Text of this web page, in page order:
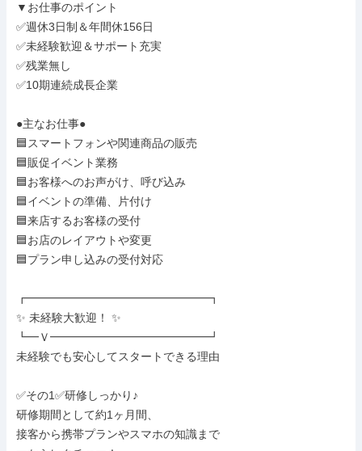
▼お仕事のポイント
✅週休3日制＆年間休156日
✅未経験歓迎＆サポート充実
✅残業無し
✅10期連続成長企業
●主なお仕事●
🟦スマートフォンや関連商品の販売
🟦販促イベント業務
🟦お客様へのお声がけ、呼び込み
🟦イベントの準備、片付け
🟦来店するお客様の受付
🟦お店のレイアウトや変更
🟦プラン申し込みの受付対応
┏━━━━━━━━━━━━━━━━┓
✨ 未経験大歓迎！ ✨
┗━Ｖ━━━━━━━━━━━━━━┛
未経験でも安心してスタートできる理由
✅その1✅研修しっかり♪
研修期間として約1ヶ月間、
接客から携帯プランやスマホの知識まで